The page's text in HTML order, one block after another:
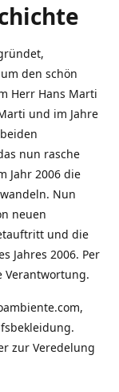
den schön
Herr Hans Marti
und im Jahre
nun rasche
Jahr 2006 die
Nun
neuen
und die
Jahres 2006. Per
Verantwortung.
zur Veredelung